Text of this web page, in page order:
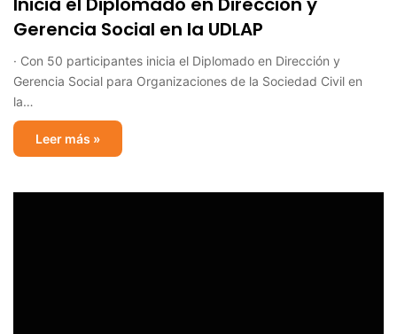
Gerencia Social en la UDLAP
· Con 50 participantes inicia el Diplomado en Dirección y
Gerencia Social para Organizaciones de la Sociedad Civil en
la…
Leer más »